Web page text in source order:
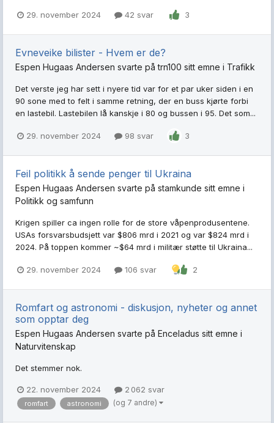
29. november 2024 42 svar 3
Evneveike bilister - Hvem er de?
Espen Hugaas Andersen svarte påtrn100 sitt emne i Trafikk
Det verste jeg har sett i nyere tid var for et par uker siden i en
90 sone med to felt i samme retning, der en buss kjørte forbi
en lastebil. Lastebilen lå kanskje i 80 og bussen i 95. Det som...
29. november 2024 98 svar 3
Feil politikk å sende penger til Ukraina
Espen Hugaas Andersen svarte på stamkunde sitt emne i
Politikk og samfunn
Krigen spiller ca ingen rolle for de store våpenprodusentene.
USAs forsvarsbudsjett var $806 mrd i 2021 og var $824 mrd i
2024. På toppen kommer ~$64 mrd i militær støtte til Ukraina...
29. november 2024 106 svar 2
Romfart og astronomi - diskusjon, nyheter og annet
som opptar deg
Espen Hugaas Andersen svarte på Enceladus sitt emne i
Naturvitenskap
Det stemmer nok.
22. november 2024 2 062 svar
romfart astronomi (og 7 andre)